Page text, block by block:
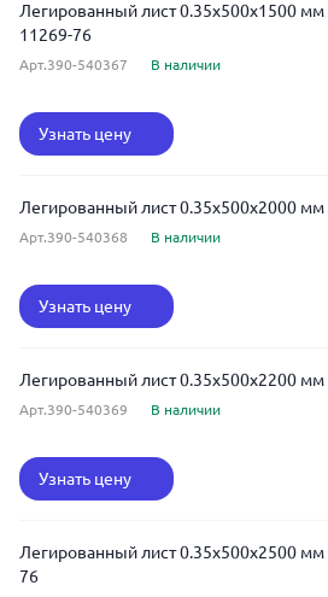
Легированный лист 0.35x500x1500
11269-76
Арт.390-540367 В наличии
Узнать цену
Легированный лист 0.35x500x2000
Арт.390-540368 В наличии
Узнать цену
Легированный лист 0.35x500x2200
Арт.390-540369 В наличии
Узнать цену
Легированный лист 0.35x500x2500
76